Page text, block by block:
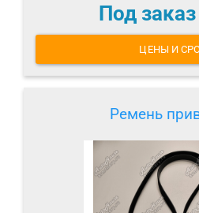
Под заказ
ЦЕНЫ И
Ремень